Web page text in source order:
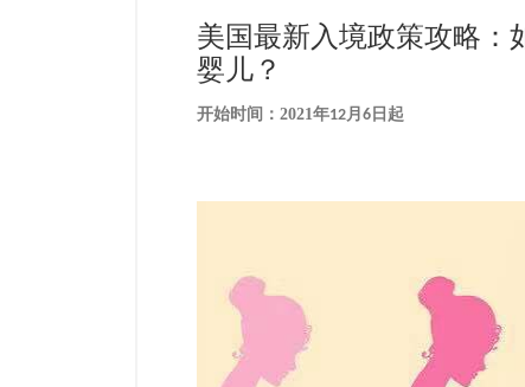
美国最新入境政策攻略：
婴儿？
开始时间： 2021年12月 6 日起